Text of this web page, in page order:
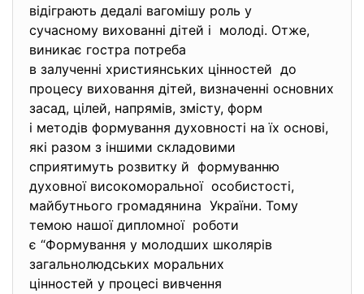
відіграють дедалі вагомішу роль у
сучасному вихованні дітей і молоді. Отже,
виникає гостра потреба
в залученні християнських цінностей до
процесу виховання дітей, визначенні основних
засад, цілей, напрямів, змісту, форм
і методів формування духовності на їх основі,
які разом з іншими складовими
сприятимуть розвитку й формуванню
духовної високоморальної особистості,
майбутнього громадянина України. Тому
темою нашої дипломної роботи
є “Формування у молодших школярів
загальнолюдських моральних
цінностей у процесі вивчення